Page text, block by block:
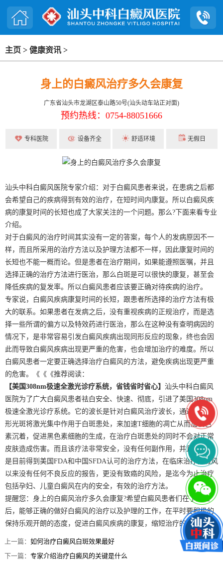
主页 > 健康资讯 >
身上的白癜风治疗多久会康复
广东省汕头市龙湖区泰山路50号(汕头动车站正对面)
预约热线：0754-88051666
专科医院 设备齐全 舒适环境 无假日
汕头中科白癜风医院专家介绍：对于白癜风患者来说，在患病之后都
会希望自己的疾病得到有效的治疗，在短时间内康复。所以白癜风疾
病的康复时间的长短也成了大家关注的一个问题。那么?下面来看专业
介绍。
对于白癜风的治疗时间其实没有一定的答案，每个人的发病原因不一
样，而且所采用的治疗方法以及护理方法都不一样，因此康复时间的
长短也不能一概而论。但是患者在治疗期间，如果能遵照医嘱，并且
选择正确的治疗方法进行医治，那么白斑是可以很快的康复，甚至会
降低疾病的复发率。所以白癜风患者应该要正确对待疾病的治疗。
专家说，白癜风疾病康复时间的长短，跟患者所选择的治疗方法有极
大的联系。如果患者在发病之后，没有重视疾病的正规治疗，而是选
择一些所谓的偏方以及特效药进行医治，那么在这种没有查明病因的
情况下，是非常容易引发白癜风疾病出现同形反应的现象，终也会因
此而导致白癜风疾病出现更严重的危害，也会增加治疗的难度。所以
白癜风患者一定要正确选择治疗白癜风的方法，避免疾病出现更严重
的危害。《《《推荐阅读：
【美国308nm极速全激光诊疗系统，省钱省时省心】 汕头中科白癜风
医院为了广大白癜风患者祛白安全、快速、彻底，引进了美国308nm
极速全激光诊疗系统。它的波长是针对白癜风治疗波长，通过可调方
形光斑将激光集中作用于白斑患处，来加速T细胞的凋亡从而加快色
素沉着，促进黑色素细胞的生成，在治疗白斑患处的同时不会对正常
皮肤造成伤害。而且该疗法非常安全，没有任何副作用，并且该系统
是目前得到美国FDA和中国SFDA认可的治疗方法，在临床治疗白癜风
以来没有任何不良反应的报告，更没有致癌的风险，是迄今为止治疗
包括孕妇、儿童白癜风在内的安全，有效的治疗方法。
提醒您：身上的白癜风治疗多久会康复?希望白癜风患者们在了解过
后，能够正确的做好白癜风的治疗以及护理的工作，在平时要积极的
保持乐观开朗的态度，促进白癜风疾病的康复，缩短治疗的疗程。
上一篇：如何治疗白癜风白斑效果最好
下一篇：专家介绍治疗白癜风的关键是什么